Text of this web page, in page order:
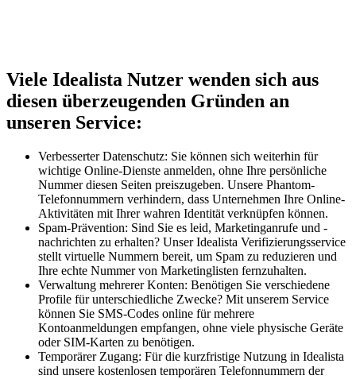
Viele Idealista Nutzer wenden sich aus
diesen überzeugenden Gründen an
unseren Service:
Verbesserter Datenschutz: Sie können sich weiterhin für
wichtige Online-Dienste anmelden, ohne Ihre persönliche
Nummer diesen Seiten preiszugeben. Unsere Phantom-
Telefonnummern verhindern, dass Unternehmen Ihre Online-
Aktivitäten mit Ihrer wahren Identität verknüpfen können.
Spam-Prävention: Sind Sie es leid, Marketinganrufe und -
nachrichten zu erhalten? Unser Idealista Verifizierungsservice
stellt virtuelle Nummern bereit, um Spam zu reduzieren und
Ihre echte Nummer von Marketinglisten fernzuhalten.
Verwaltung mehrerer Konten: Benötigen Sie verschiedene
Profile für unterschiedliche Zwecke? Mit unserem Service
können Sie SMS-Codes online für mehrere
Kontoanmeldungen empfangen, ohne viele physische Geräte
oder SIM-Karten zu benötigen.
Temporärer Zugang: Für die kurzfristige Nutzung in Idealista
sind unsere kostenlosen temporären Telefonnummern der